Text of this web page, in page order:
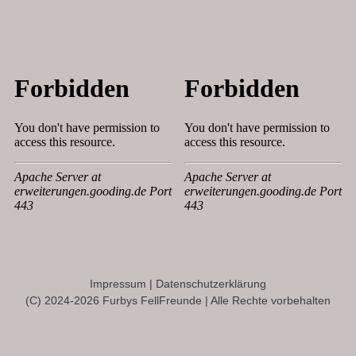
Impressum | Datenschutzerklärung
(C) 2024-2026 Furbys FellFreunde | Alle Rechte vorbehalten